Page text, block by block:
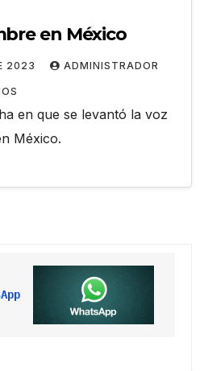
en México
2023 ADMINISTRADOR
en que se levantó la voz
México.